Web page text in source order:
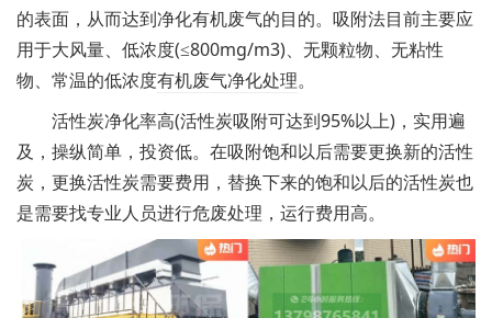
的表面，从而达到净化有机废气的目的。吸附法目前主要应
用于大风量、低浓度(≤800mg/m3)、无颗粒物、无粘性
物、常温的低浓度有机废气净化处理。
活性炭净化率高(活性炭吸附可达到95%以上)，实用遍
及，操纵简单，投资低。在吸附饱和以后需要更换新的活性
炭，更换活性炭需要费用，替换下来的饱和以后的活性炭也
是需要找专业人员进行危废处理，运行费用高。